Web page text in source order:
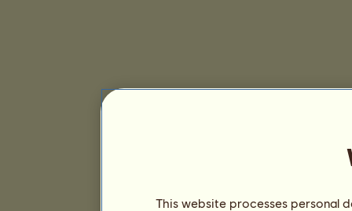
This website processes personal